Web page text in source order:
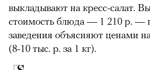
выкладывают на кресс-салат.
стоимость блюда — 1 210 р. —
заведения объясняют ценами
(8-10 тыс. р. за 1 кг).